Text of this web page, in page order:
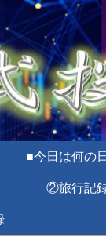
■今日は何の
②旅行記